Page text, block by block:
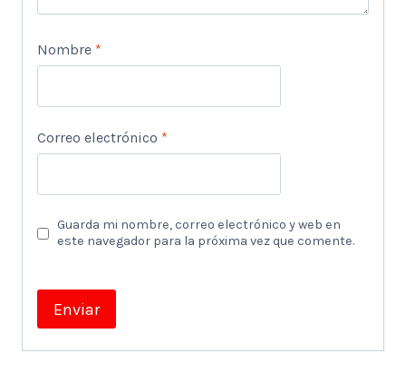
Nombre *
Correo electrónico *
Guarda mi nombre, correo electrónico y web en
este navegador para la próxima vez que comente.